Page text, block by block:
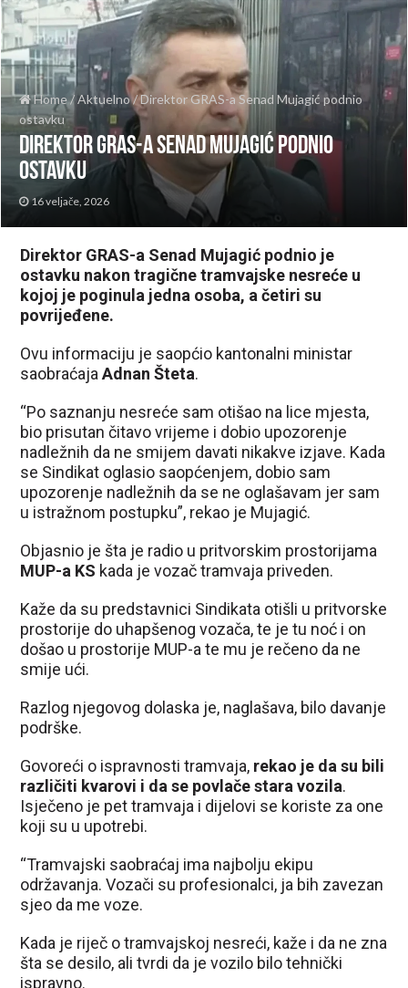
Home/Aktuelno/Direktor GRAS-a Senad Mujagić podnio
ostavku
Direktor GRAS-a Senad Mujagić podnio
ostavku
16 veljače, 2026
Direktor GRAS-a Senad Mujagić podnio je
ostavku nakon tragične tramvajske nesreće u
kojoj je poginula jedna osoba, a četiri su
povrijeđene.
Ovu informaciju je saopćio kantonalni ministar
saobraćajaAdnan Šteta.
“Po saznanju nesreće sam otišao na lice mjesta,
bio prisutan čitavo vrijeme i dobio upozorenje
nadležnih da ne smijem davati nikakve izjave. Kada
se Sindikat oglasio saopćenjem, dobio sam
upozorenje nadležnih da se ne oglašavam jer sam
u istražnom postupku”, rekao je Mujagić.
Objasnio je šta je radio u pritvorskim prostorijama
MUP-a KS kada je vozač tramvaja priveden.
Kaže da su predstavnici Sindikata otišli u pritvorske
prostorije do uhapšenog vozača, te je tu noć i on
došao u prostorije MUP-a te mu je rečeno da ne
smije ući.
Razlog njegovog dolaska je, naglašava, bilo davanje
podrške.
Govoreći o ispravnosti tramvaja, rekao je da su bili
različiti kvarovi i da se povlače stara vozila.
Isječeno je pet tramvaja i dijelovi se koriste za one
koji su u upotrebi.
“Tramvajski saobraćaj ima najbolju ekipu
održavanja. Vozači su profesionalci, ja bih zavezan
sjeo da me voze.
Kada je riječ o tramvajskoj nesreći, kaže i da ne zna
šta se desilo, ali tvrdi da je vozilo bilo tehnički
ispravno.